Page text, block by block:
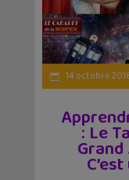
14 octobre
: Le
Grand